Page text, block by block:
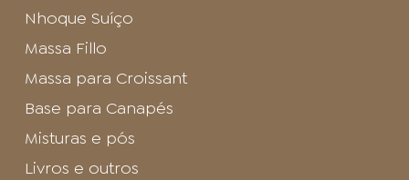
Nhoque Suíço
Massa Fillo
Massa para Croissant
Base para Canapés
Misturas e pós
Livros e outros